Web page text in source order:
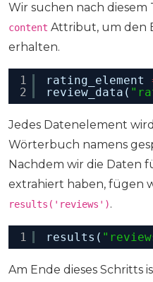
Wir suchen nach
content Attribut, um den
erhalten.
1
2
rating_element
review_data(
Jedes Datenelement
Wörterbuch namens
Nachdem wir die Daten
extrahiert haben, fügen
results('reviews').
1 results(
Am Ende dieses Schritts